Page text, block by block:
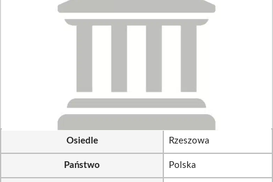
Osiedle Rzeszowa
Państwo Polska